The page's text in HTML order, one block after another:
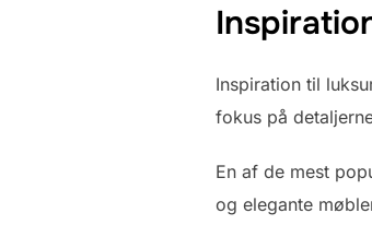
Inspiration til
fokus på
En af de mest
og elegante